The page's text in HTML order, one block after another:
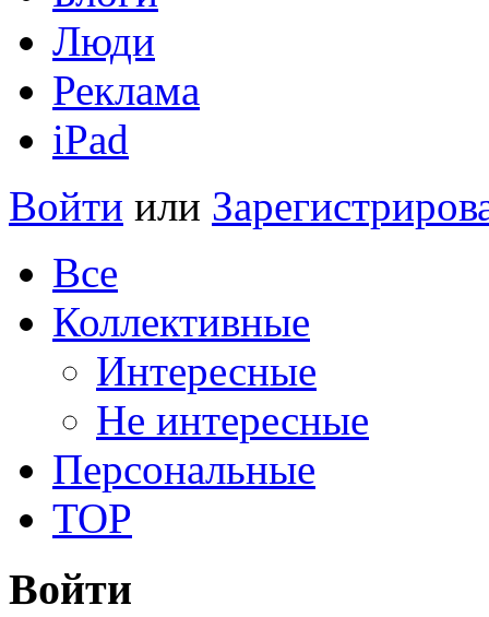
Люди
Реклама
iPad
Войти или
Все
Коллективные
Интересные
Не интересные
Персональные
TOP
Войти